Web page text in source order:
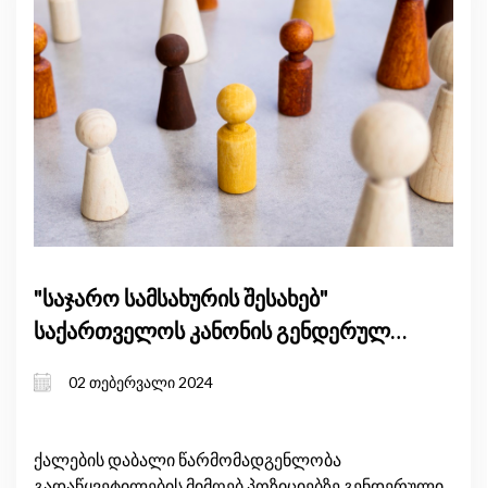
"საჯარო სამსახურის შესახებ"
საქართველოს კანონის გენდერული
02 თებერვალი 2024
ქალების დაბალი წარმომადგენლობა